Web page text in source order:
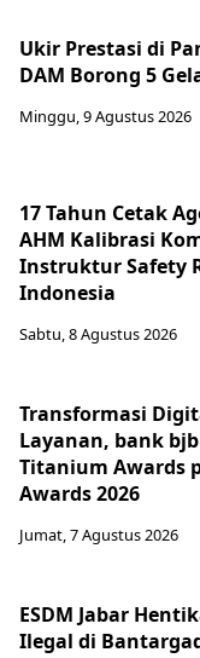
Ukir Prestasi di
DAM Borong 5
Minggu, 9 Agustus 2026
17 Tahun Cetak
AHM Kalibrasi
Instruktur Safety
Indonesia
Sabtu, 8 Agustus 2026
Transformasi
Layanan, bank
Titanium Awards
Awards 2026
Jumat, 7 Agustus 2026
ESDM Jabar
Ilegal di